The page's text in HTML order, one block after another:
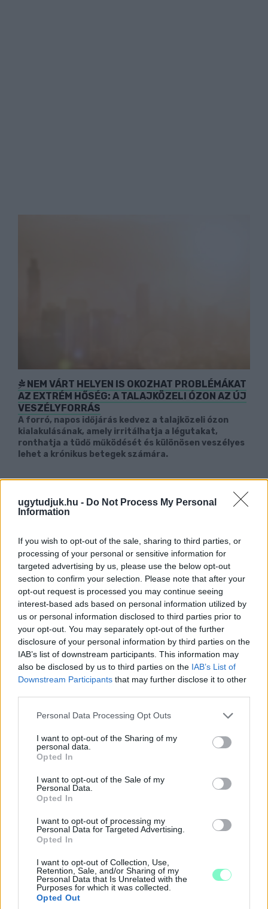
ugytudjuk.hu - Do Not Process My Personal
Information
If you wish to opt-out of the sale, sharing to third parties, or
processing of your personal or sensitive information for
targeted advertising by us, please use the below opt-out
section to confirm your selection. Please note that after your
opt-out request is processed you may continue seeing
interest-based ads based on personal information utilized by
us or personal information disclosed to third parties prior to
your opt-out. You may separately opt-out of the further
disclosure of your personal information by third parties on the
IAB’s list of downstream participants. This information may
also be disclosed by us to third parties on the IAB’s List of
Downstream Participants that may further disclose it to other
Please note that this website/app uses one or more Google
not limited to your visit or usage behaviour. You may click to
grant or deny consent to Google and its third-party tags to
use your data for below specified purposes in below Google
consent section.
Personal Data Processing Opt Outs
I want to opt-out of the Sharing of my
personal data.
Opted In
I want to opt-out of the Sale of my
Personal Data.
Opted In
I want to opt-out of processing my
Personal Data for Targeted Advertising.
Opted In
I want to opt-out of Collection, Use,
Retention, Sale, and/or Sharing of my
Personal Data that Is Unrelated with the
Purposes for which it was collected.
Opted Out
NEM VÁRT HELYEN IS OKOZHAT PROBLÉMÁKAT
AZ EXTRÉM HŐSÉG: A TALAJKÖZELI ÓZON AZ ÚJ
VESZÉLYFORRÁS
A forró, napos időjárás kedvez a talajközeli ózon
kialakulásának, amely irritálhatja a légutakat,
ronthatja a tüdő működését és különösen veszélyes
lehet a krónikus betegek számára.
NYITJÁK MEG A FELÚJÍTÁS ALATT ÁLLÓ HECSEI
ÚTI FELÜLJÁRÓT
használhatja az átkelőt, az autóbuszok is
visszatérnek eredeti útvonalukra.
Szólj hozzá!